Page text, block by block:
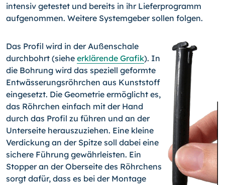
intensiv getestet und bereits in ihr Lieferprogramm
aufgenommen. Weitere Systemgeber sollen folgen.
Das Profil wird in der Außenschale
durchbohrt (siehe erklärende Grafik). In
die Bohrung wird das speziell geformte
Entwässerungsröhrchen aus Kunststoff
eingesetzt. Die Geometrie ermöglicht es,
das Röhrchen einfach mit der Hand
durch das Profil zu führen und an der
Unterseite herauszuziehen. Eine kleine
Verdickung an der Spitze soll dabei eine
sichere Führung gewährleisten. Ein
Stopper an der Oberseite des Röhrchens
sorgt dafür, dass es bei der Montage